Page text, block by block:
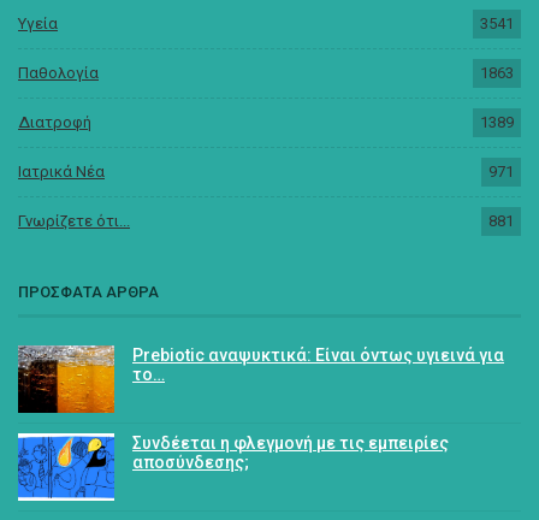
Υγεία 3541
Παθολογία 1863
Διατροφή 1389
Ιατρικά Νέα 971
Γνωρίζετε ότι... 881
ΠΡΟΣΦΑΤΑ ΑΡΘΡΑ
Prebiotic αναψυκτικά: Είναι όντως υγιεινά για
το…
Συνδέεται η φλεγμονή με τις εμπειρίες
αποσύνδεσης;